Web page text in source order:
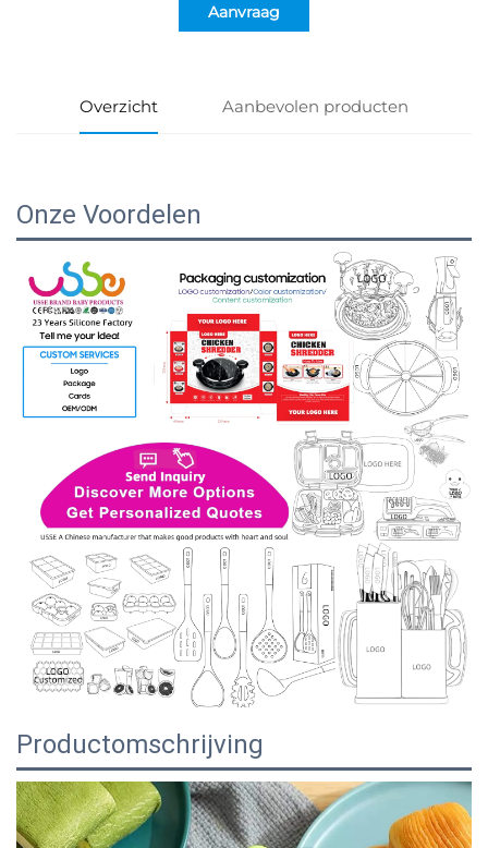
Aanvraag
Overzicht Aanbevolen producten
Onze Voordelen
Productomschrijving